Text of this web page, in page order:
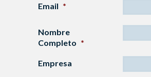
Email *
Nombre
Completo *
Empresa